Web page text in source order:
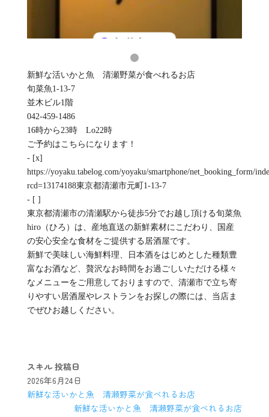
新鮮な活いかと魚 清瀬野菜が食べれるお店
旬菜魚1-13-7
並木ビル1階
042-459-1486
16時から23時 Lo22時
ご予約はこちらになります！
- [x]
https://yoyaku.tabelog.com/yoyaku/smartphone/net_booking_form/
rcd=13174188東京都清瀬市元町1-13-7
- [ ]
東京都清瀬市の清瀬駅から徒歩5分でお越し頂ける旬菜魚
hiro（ひろ）は、産地直送の新鮮素材にこだわり、国産
の安心安全な食材をご提供する居酒屋です。
新鮮で美味しい海鮮料理、日本酒をはじめとした種類豊
富なお酒など、贅沢なお時間をお過ごしいただける様々
なメニューをご用意しておりますので、清瀬市で立ち寄
りやすい居酒屋やレストランをお探しの際には、当店ま
でぜひお越しください。
スキル 投稿日
2026年6月24日
新鮮な活いかと魚 清瀬野菜が食べれるお店
新鮮な活いかと魚 清瀬野菜が食べれるお店